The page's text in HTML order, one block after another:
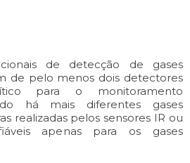
de detecção de gases
de pelo menos dois detectores
para o monitoramento
há mais diferentes gases
realizadas pelos sensores IR ou
apenas para os gases